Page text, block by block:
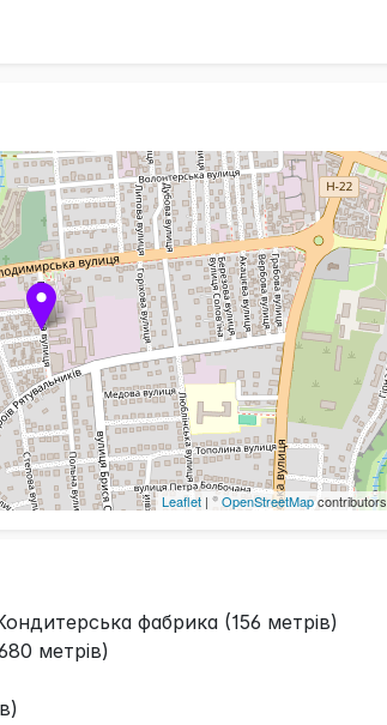
Leaflet | ©OpenStreetMapcontributors
фабрика (156 метрів)
метрів)